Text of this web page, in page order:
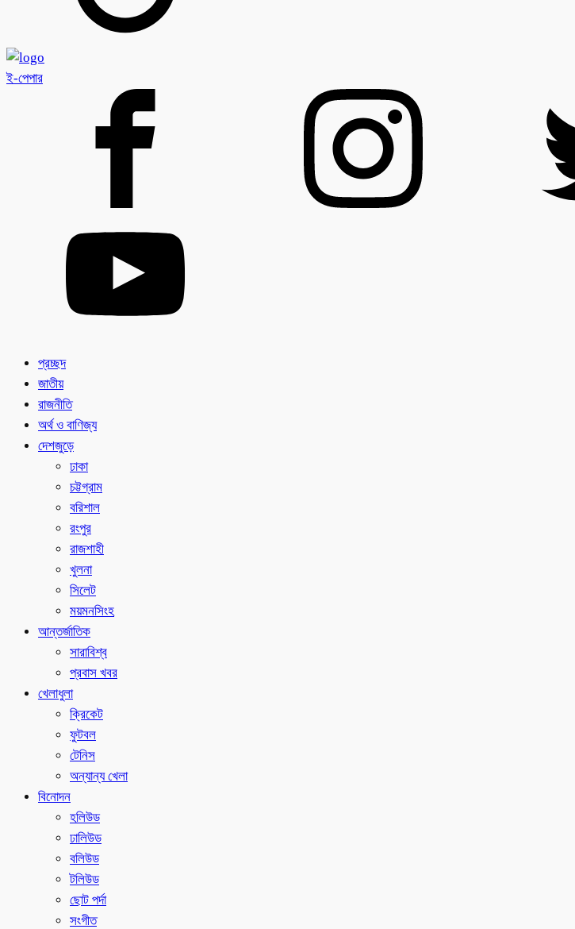
ই-পেপার
প্রচ্ছদ
জাতীয়
রাজনীতি
অর্থ ও বাণিজ্য
দেশজুড়ে
ঢাকা
চট্টগ্রাম
বরিশাল
রংপুর
রাজশাহী
খুলনা
সিলেট
ময়মনসিংহ
আন্তর্জাতিক
সারাবিশ্ব
প্রবাস খবর
খেলাধুলা
ক্রিকেট
ফুটবল
টেনিস
অন্যান্য খেলা
বিনোদন
হলিউড
ঢালিউড
বলিউড
টলিউড
ছোট পর্দা
সংগীত